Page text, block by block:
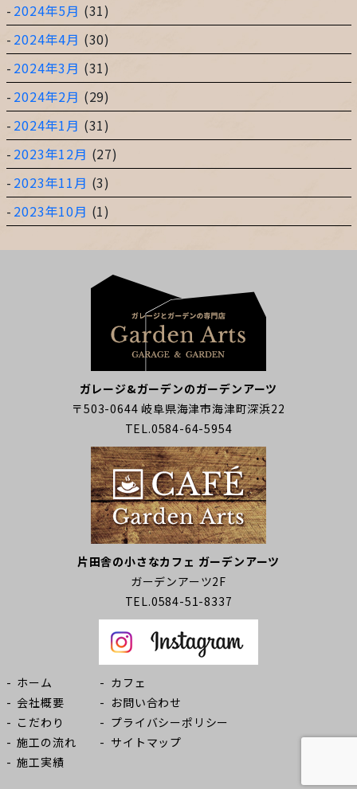
2024年5月 (31)
2024年4月 (30)
2024年3月 (31)
2024年2月 (29)
2024年1月 (31)
2023年12月 (27)
2023年11月 (3)
2023年10月 (1)
ガレージ&ガーデンのガーデンアーツ
〒503-0644 岐阜県海津市海津町深浜22
TEL.0584-64-5954
片田舎の小さなカフェ ガーデンアーツ
ガーデンアーツ2F
TEL.0584-51-8337
ホーム
会社概要
こだわり
施工の流れ
施工実績
カフェ
お問い合わせ
プライバシーポリシー
サイトマップ